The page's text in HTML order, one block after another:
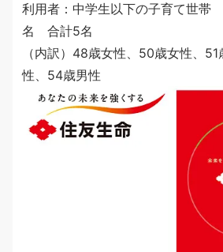
利用者：中学生以下の子育て世帯
名 合計5名
（内訳）48歳女性、50歳女性、
性、54歳男性